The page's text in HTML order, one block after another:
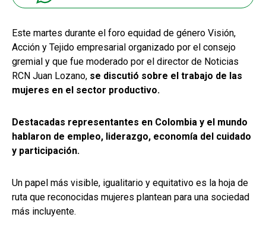
Este martes durante el foro equidad de género Visión,
Acción y Tejido empresarial organizado por el consejo
gremial y que fue moderado por el director de Noticias
RCN Juan Lozano, se discutió sobre el trabajo de las
mujeres en el sector productivo.
Destacadas representantes en Colombia y el mundo
hablaron de empleo, liderazgo, economía del cuidado
y participación.
Un papel más visible, igualitario y equitativo es la hoja de
ruta que reconocidas mujeres plantean para una sociedad
más incluyente.